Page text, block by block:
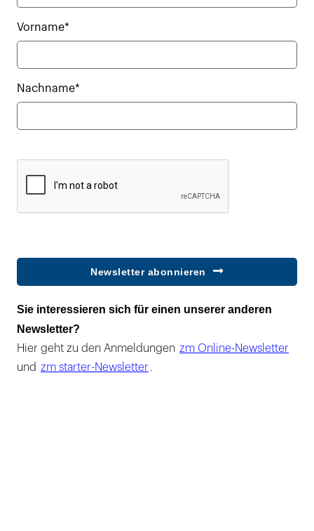
Vorname*
Nachname*
Newsletter abonnieren
Sie interessieren sich für einen unserer anderen
Newsletter?
Hier geht zu den Anmeldungen zm Online-Newsletter
und zm starter-Newsletter .